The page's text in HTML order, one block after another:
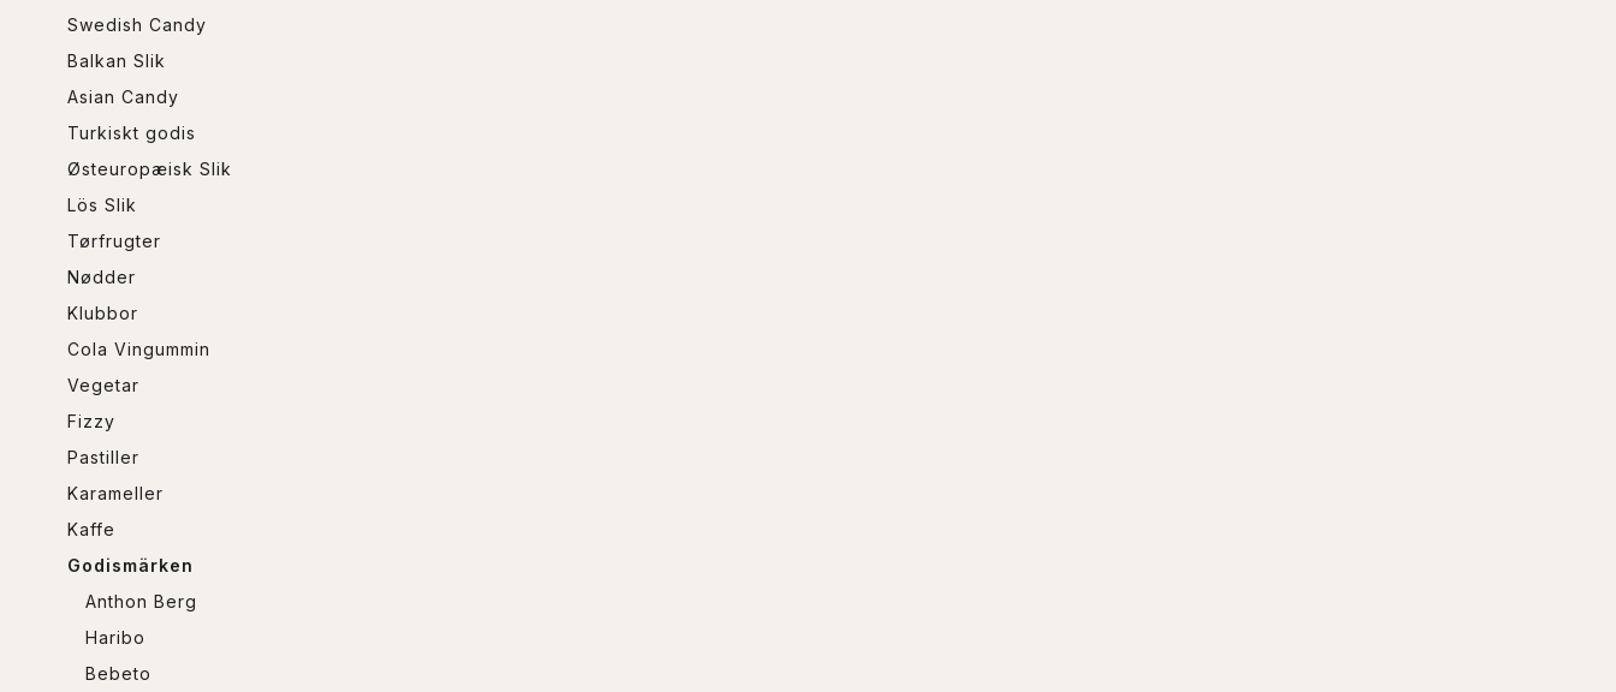
Swedish Candy
Balkan Slik
Asian Candy
Turkiskt godis
Østeuropæisk Slik
Lös Slik
Tørfrugter
Nødder
Klubbor
Cola Vingummin
Vegetar
Fizzy
Pastiller
Karameller
Kaffe
Godismärken
Anthon Berg
Haribo
Bebeto